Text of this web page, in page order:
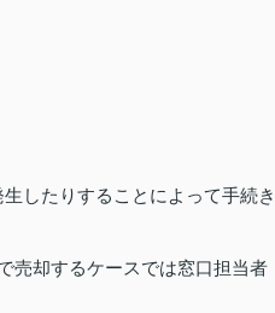
したりすることによって手続き
売却するケースでは窓口担当者